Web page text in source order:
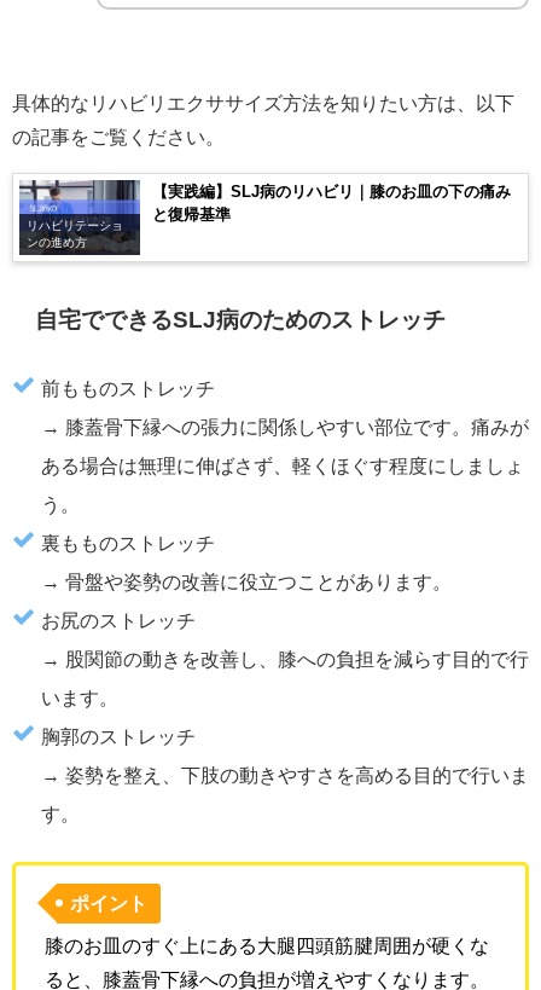
具体的なリハビリエクササイズ方法を知りたい方は、以下
の記事をご覧ください。
リハビリテーショ
ンの進め方
【実践編】SLJ病のリハビリ｜膝のお皿の下の痛み
と復帰基準
自宅でできるSLJ病のためのストレッチ
前もものストレッチ
→ 膝蓋骨下縁への張力に関係しやすい部位です。痛みが
ある場合は無理に伸ばさず、軽くほぐす程度にしましょ
う。
裏もものストレッチ
→ 骨盤や姿勢の改善に役立つことがあります。
お尻のストレッチ
→ 股関節の動きを改善し、膝への負担を減らす目的で行
います。
胸郭のストレッチ
→ 姿勢を整え、下肢の動きやすさを高める目的で行いま
す。
ポイント
膝のお皿のすぐ上にある大腿四頭筋腱周囲が硬くな
ると、膝蓋骨下縁への負担が増えやすくなります。